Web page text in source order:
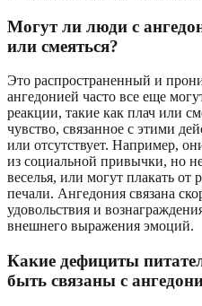
Могут ли люди с
или смеяться?
Это распространенный и
ангедонией часто все еще
реакции, такие как плач или
чувство, связанное с этими
или отсутствует. Например,
из социальной привычки, но
веселья, или могут плакать от
печали. Ангедония связана
удовольствия и
внешнего выражения эмоций.
Какие дефициты
быть связаны с